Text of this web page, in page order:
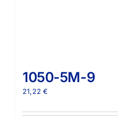
1050-5M-9
21,22€